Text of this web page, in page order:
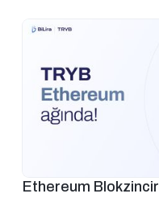
Ethereum Blokzincir